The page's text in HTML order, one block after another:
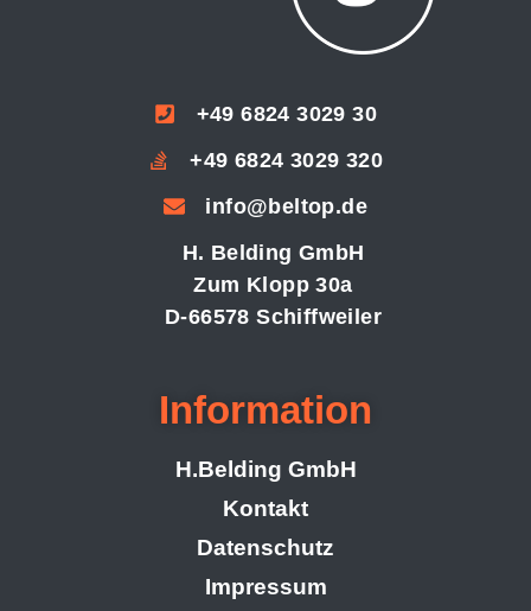
+49 6824 3029 30
+49 6824 3029 320
info@beltop.de
H. Belding GmbH
Zum Klopp 30a
D-66578 Schiffweiler
Information
H.Belding GmbH
Kontakt
Datenschutz
Impressum